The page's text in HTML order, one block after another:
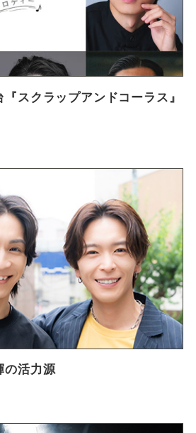
スクラップアンドコーラス』
の活力源